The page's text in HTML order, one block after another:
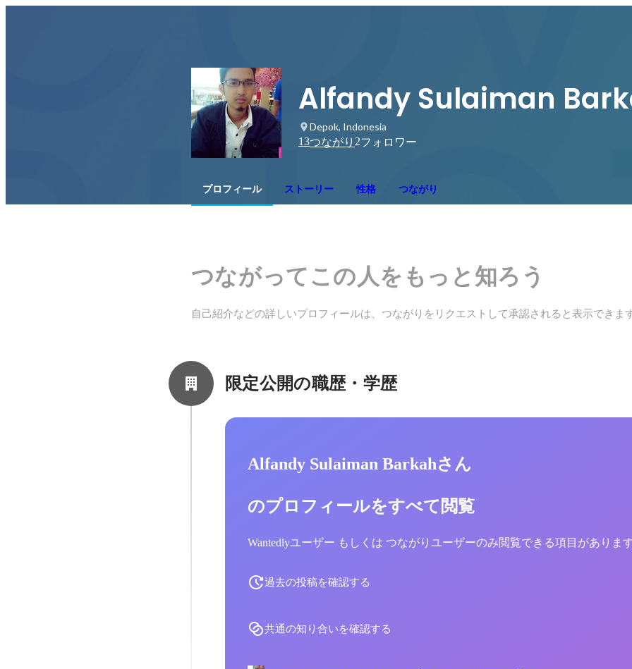
Alfandy Sulaiman
Depok, Indonesia
13つながり 2フォロワー
プロフィール ストーリー 性格 つながり
つながってこの人をもっと知ろう
自己紹介などの詳しいプロフィールは、つながりをリクエストして承認されると表示できま
限定公開の職歴・学歴
Alfandy Sulaiman Barkahさん
のプロフィールをすべて閲覧
Wantedlyユーザー もしくは つながりユーザーのみ閲覧できる項目がありま
過去の投稿を確認する
共通の知り合いを確認する